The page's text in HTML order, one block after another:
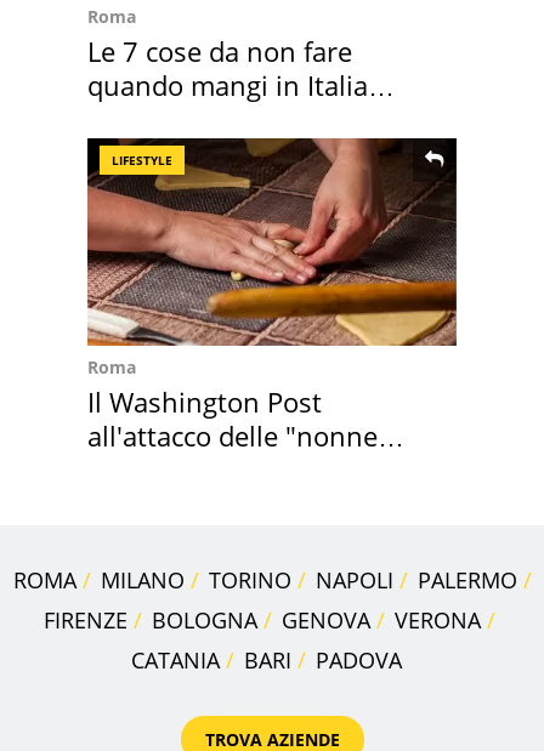
Roma
Le 7 cose da non fare
quando mangi in Italia
LIFESTYLE
Roma
Il Washington Post
all'attacco delle "nonne
ROMA MILANO TORINO NAPOLI
PALERMO
FIRENZE
BOLOGNA GENOVA
VERONA
CATANIA
BARI PADOVA
TROVA AZIENDE